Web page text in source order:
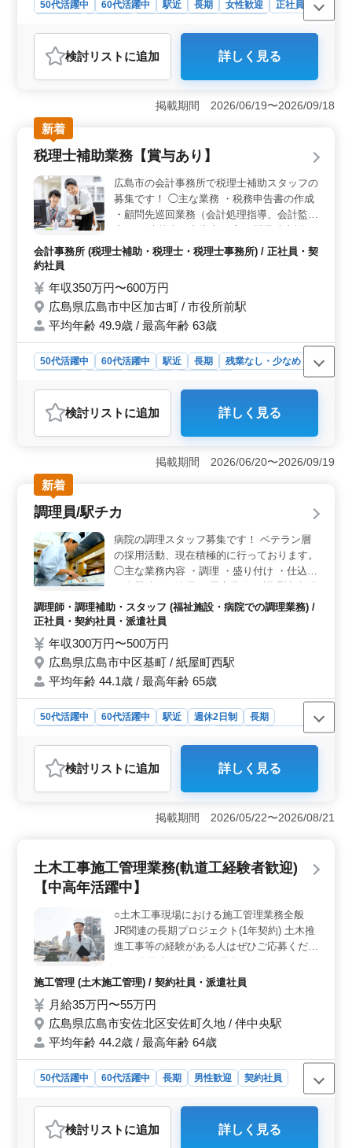
50代活躍中 60代活躍中 駅近 長期 女性歓迎
正社員
おすすめポイント
＜安定した収入とキャリアアップ＞ この調理スタッフ
の求人は、年収300万円から500万円と安定した収入が期
待でき、賞与が年3回あるのも魅力です。これにより、長
期的なキャリアプランを立てやすく、経済的にも安心し
て働ける環境が整っています。 ＜経験を活かせる職
場環境＞ 必要な資格は不問ですが、調理経験が1年以上
あれば応募可能です。これまでの経験を活かし、さらに
用実績もあり、幅広い年齢層の方が活躍していま
す。 ＜通勤の利便性と働きやすさ＞ 勤務地は広島
市中区幟町で、最寄駅の銀山町駅から徒歩圏内です。駅
近の立地は通勤に便利で、交通手段に困ることがありま
せん。さらに、制服貸与もあり、毎日の出勤が快適にな
ります。働きやすい環境が整っているため、長期的に安
検討リスト に追加 詳しく見る
掲載期間 2026/06/19〜2026/09/18
新着
税理士補助業務【賞与あり】
広島市の会計事務所で税理士補助スタッフの
募集です！ ◯主な業務 ・税務申告書の作成
・顧問先巡回業務（会計処理指導、会計監
会計ソフトはTKCを使用しています。 ＊資
働ける職場です。 希望条件・待遇相談して
下さい。
会計事務所 (税理士補助・税理士・税理士事務所) / 正社員・契
約社員
年収350万円〜600万円
広島県広島市中区加古町 / 市役所前駅
平均年齢 49.9歳 / 最高年齢 63歳
50代活躍中 60代活躍中 駅近 長期
残業なし・少なめ
おすすめポイント
＜通勤の利便性＞ 市役所前駅から近く、公共交通機関
での通勤が便利です。車通勤は不可ですが、駅近のため
には最適な立地です。 ＜キャリアアップの機会＞
税理士資格取得の支援が充実しており、スキルアップや
キャリアアップを目指す方に最適です。会計ソフトTKC
を使用しており、実務経験を積みながら専門知識を深め
110日で、土日祝日休みのため、ワークライフバランスが
取りやすいです。残業も月10時間程度と少なめで、プラ
イベートの時間も大切にできる職場環境が整っていま
す。
検討リスト に追加 詳しく見る
掲載期間 2026/06/20〜2026/09/19
新着
調理員/駅チカ
病院の調理スタッフ募集です！ ベテラン層
の採用活動、現在積極的に行っております。
◯主な業務内容 ・調理 ・盛り付け ・仕込み
・食器洗浄、清掃 ・厨房業務 ・調理補助 現
在50歳以上のベテラン料理人も活躍中。 今
までの経験を活かして、厨房で活躍してみま
調理師・調理補助・スタッフ (福祉施設・病院での調理業務) /
正社員・契約社員・派遣社員
年収300万円〜500万円
広島県広島市中区基町 / 紙屋町西駅
平均年齢 44.1歳 / 最高年齢 65歳
50代活躍中 60代活躍中 駅近 週休2日制
長期
派遣社員
おすすめポイント
＜ベテラン料理人に最適な職場＞ この求人は、中高年
のベテラン調理員が活躍している病院の調理スタッフ募
集です。調理経験が1年以上あれば応募可能で、これまで
あり、多様なスキルを持つ方にとってやりがいのある環
境です。 ＜駅チカの好立地で通勤便利＞ 勤務地は
く、通勤が非常に便利です。また、公共交通機関での通
勤が主となり、通勤手当も実費支給されます。車通勤が
できない方や駅近の職場を希望する方には理想的な条件
です。残業がなく、就業時間が早朝シフトと日中シフト
から選べるため、ライフスタイルに合わせた働き方がで
きます。 ＜安定した収入と充実した福利厚生＞ 年
収300万円から500万円と幅広い収入が見込め、経験やス
キルに応じた給与が支給されます。雇用保険、労災保
険、健康保険、厚生年金といった福利厚生が完備されて
おり、安心して長く働けます。また、完全週休二日制の
シフト制で、有給休暇も取得可能なため、プライベート
の時間も大切にできます。
検討リスト に追加 詳しく見る
掲載期間 2026/05/22〜2026/08/21
土木工事施工管理業務(軌道工経験者歓迎)
【中高年活躍中】
○土木工事現場における施工管理業務全般
JR関連の長期プロジェクト(1年契約) 土木推
進工事等の経験がある人はぜひご応募くださ
5,60代ベテラン人材多数活躍中
施工管理 (土木施工管理) / 契約社員・派遣社員
月給35万円〜55万円
広島県広島市安佐北区安佐町久地 / 伴中央駅
平均年齢 44.2歳 / 最高年齢 64歳
50代活躍中 60代活躍中 長期 男性歓迎
契約社員
おすすめポイント
＜軌道工経験者歓迎＞ JR関連の長期プロジェクトに携
検討リスト に追加 詳しく見る